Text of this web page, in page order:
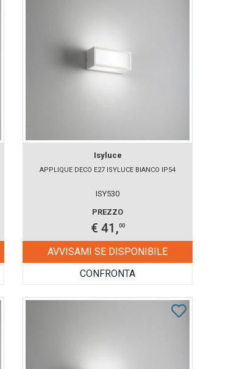
Isyluce
APPLIQUE DECO E27 ISYLUCE BIANCO IP54
ISY530
PREZZO
€ 41,00
AVVISAMI SE DISPONIBILE
CONFRONTA